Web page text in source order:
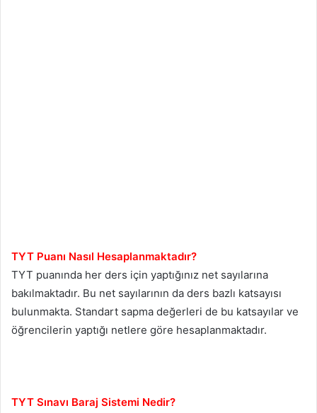
TYT Puanı Nasıl Hesaplanmaktadır?
TYT puanında her ders için yaptığınız net sayılarına
bakılmaktadır. Bu net sayılarının da ders bazlı katsayısı
bulunmakta. Standart sapma değerleri de bu katsayılar ve
öğrencilerin yaptığı netlere göre hesaplanmaktadır.
TYT Sınavı Baraj Sistemi Nedir?